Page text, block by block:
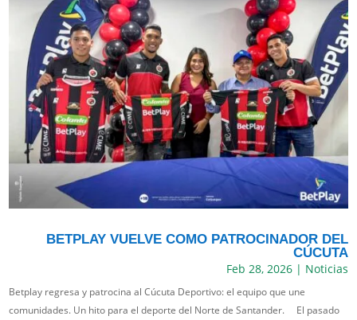
BETPLAY VUELVE COMO PATROCINADOR DEL
CÚCUTA
Feb 28, 2026| Noticias
Betplay regresa y patrocina al Cúcuta Deportivo: el equipo que une
comunidades. Un hito para el deporte del Norte de Santander. El pasado